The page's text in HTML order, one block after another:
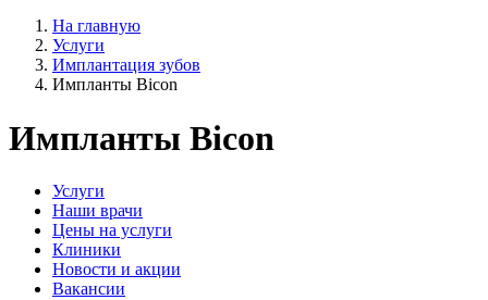
На главную
Услуги
Имплантация зубов
Импланты Bicon
Импланты Bicon
Услуги
Наши врачи
Цены на услуги
Клиники
Новости и акции
Вакансии